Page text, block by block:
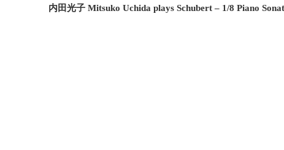
内田光子 Mitsuko Uchida plays Schubert – 1/8 Piano